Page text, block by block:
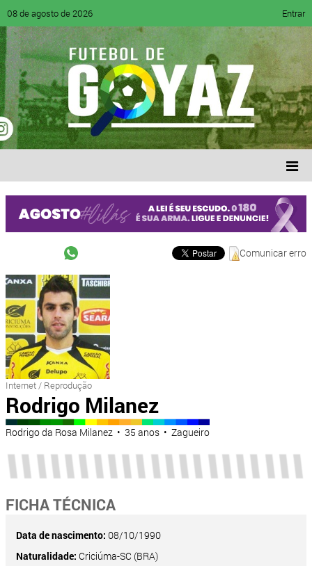
08 de agosto de 2026 Entrar
Comunicar erro
Internet / Reprodução
Rodrigo Milanez
Rodrigo da Rosa Milanez • 35 anos • Zagueiro
FICHA TÉCNICA
Data de nascimento: 08/10/1990
Naturalidade: Criciúma-SC (BRA)